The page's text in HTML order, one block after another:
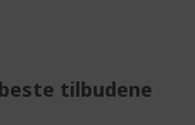
tilbudene